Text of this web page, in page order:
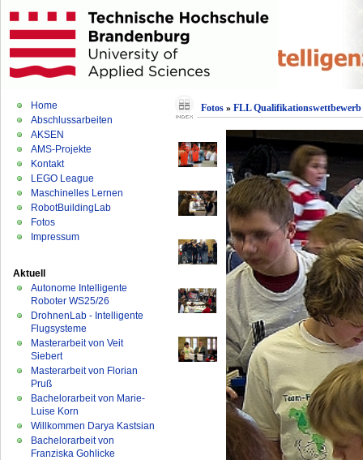
Home
Abschlussarbeiten
AKSEN
AMS-Projekte
Kontakt
LEGO League
Maschinelles Lernen
RobotBuildingLab
Fotos
Impressum
Aktuell
Autonome Intelligente
Roboter WS25/26
DrohnenLab - Intelligente
Flugsysteme
Masterarbeit von Veit
Siebert
Masterarbeit von Florian
Pruß
Bachelorarbeit von Marie-
Luise Korn
Willkommen Darya Kastsian
Bachelorarbeit von
Franziska Gohlicke
Fotos» FLL Qualifikationswettbewerb